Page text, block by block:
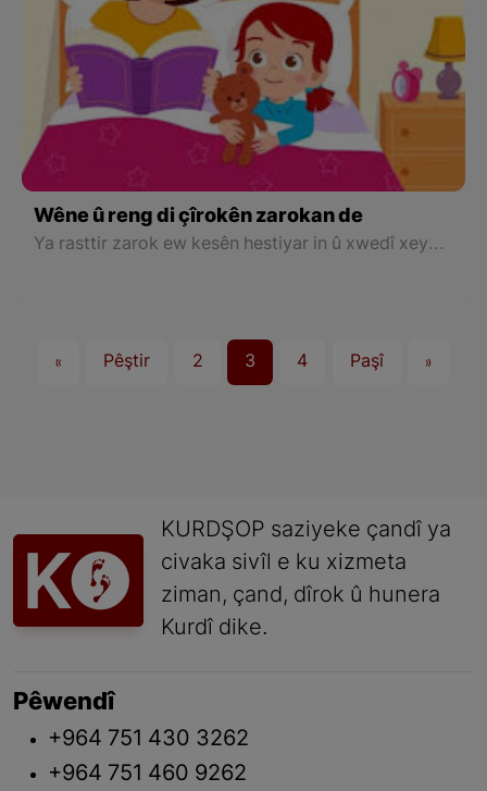
Wêne û reng di çîrokên zarokan de
Ya rasttir zarok ew kesên hestiyar in û xwedî xeyalên bêsînor in. Bi çavên hîsên xwe li tiştan, li dora xwe temaşe dikin û dikevin bin bandora wan.
« Pêştir 2 3 4 Paşî »
KURDŞOP saziyeke çandî ya
civaka sivîl e ku xizmeta
ziman, çand, dîrok û hunera
Kurdî dike.
Pêwendî
+964 751 430 3262
+964 751 460 9262